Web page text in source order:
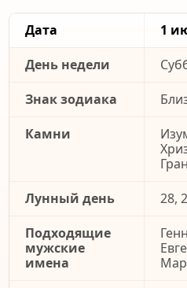
Дата
1
День недели
Знак зодиака
Камни
Лунный день
28,
Подходящие
мужские
имена